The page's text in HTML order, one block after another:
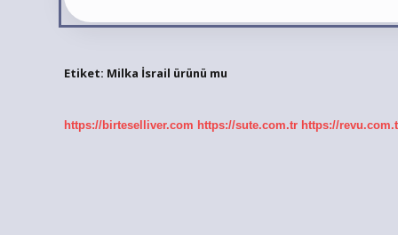
Etiket: Milka İsrail ürünü mu
https://birteselliver.com https://sute.com.tr https://